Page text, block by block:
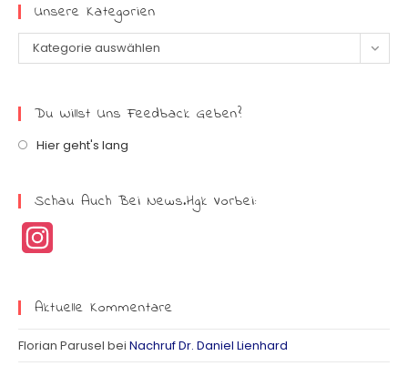
Unsere Kategorien
Kategorie auswählen
Du Willst Uns Feedback Geben?
Hier geht's lang
Schau Auch Bei News.hgk Vorbei:
Aktuelle Kommentare
Florian Parusel bei Nachruf Dr. Daniel Lienhard